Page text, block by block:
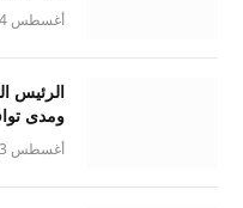
أغسطس 4, 2026
الرئيس
ومدى
أغسطس 3, 2026